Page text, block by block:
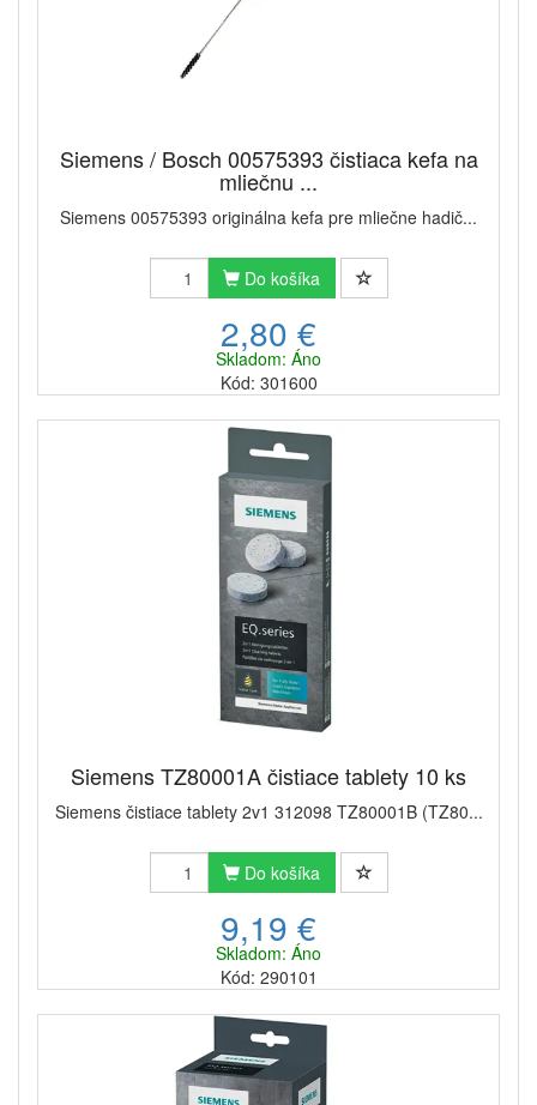
Siemens / Bosch 00575393 čistiaca kefa na
mliečnu ...
Siemens 00575393 originálna kefa pre mliečne hadič...
Do košíka
2,80 €
Skladom: Áno
Kód: 301600
Siemens TZ80001A čistiace tablety 10 ks
Siemens čistiace tablety 2v1 312098 TZ80001B (TZ80...
Do košíka
9,19 €
Skladom: Áno
Kód: 290101